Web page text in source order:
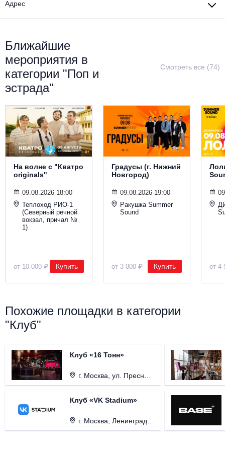
Металл
Адрес
Ближайшие
мероприятия в
категории "Поп и
эстрада"
Смотреть все (74)
На волне с "Кватро
originals"
09.08.2026 18:00
Теплоход РИО-1
(Северный речной
вокзал, причал №
1)
от 10 000 ₽ Купить
Градусы (г. Нижний
Новгород)
09.08.2026 19:00
Ракушка Summer
Sound
от 3 000 ₽ Купить от 4
Похожие площадки в категории
"Клуб"
Клуб «16 Тонн»
г. Москва, ул. Пресненский Вал, д. 6, стр. 1.
Клуб «VK Stadium»
г. Москва, Ленинградский проспект, д. 80, стр. 17.